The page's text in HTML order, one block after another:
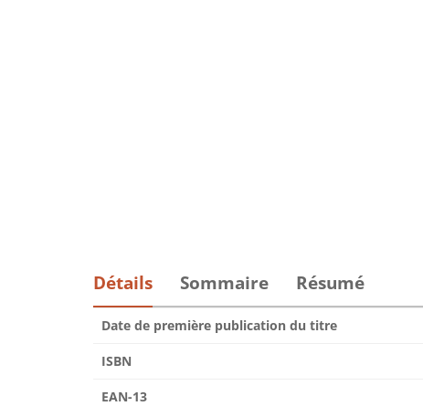
Détails Sommaire Résumé
Date de première publication du titre
ISBN
EAN-13